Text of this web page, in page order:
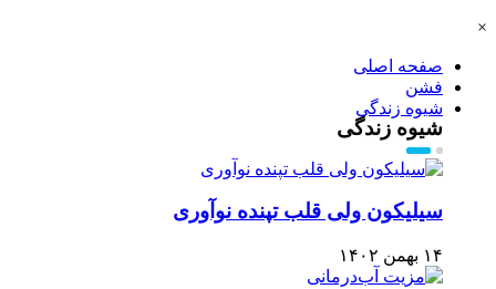
×
صفحه اصلی
فشن
شیوه زندگی
شیوه زندگی
سیلیکون ولی قلب تپنده نوآوری
۱۴ بهمن ۱۴۰۲